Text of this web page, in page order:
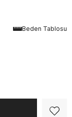
Beden Tablosu